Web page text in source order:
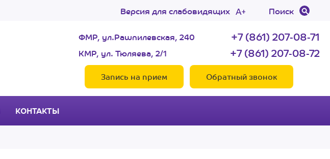
Версия для слабовидящих
Поиск
ФМР, ул.Рашпилевская, 240 +7 (861) 207-08-71
КМР, ул. Тюляева, 2/1 +7 (861) 207-08-72
Запись на прием Обратный звонок
КОНТАКТЫ